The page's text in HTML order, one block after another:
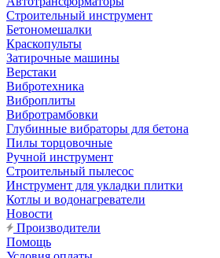
Строительный инструмент
Бетономешалки
Краскопульты
Затирочные машины
Верстаки
Вибротехника
Виброплиты
Вибротрамбовки
Глубинные вибраторы для бетона
Пилы торцовочные
Ручной инструмент
Строительный пылесос
Инструмент для укладки плитки
Котлы и водонагреватели
Новости
Производители
Помощь